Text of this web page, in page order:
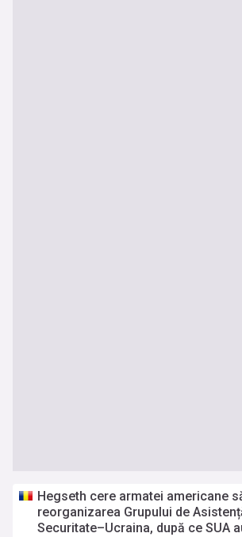
Hegseth cere armatei americane
reorganizarea Grupului de
Securitate–Ucraina, după ce SUA